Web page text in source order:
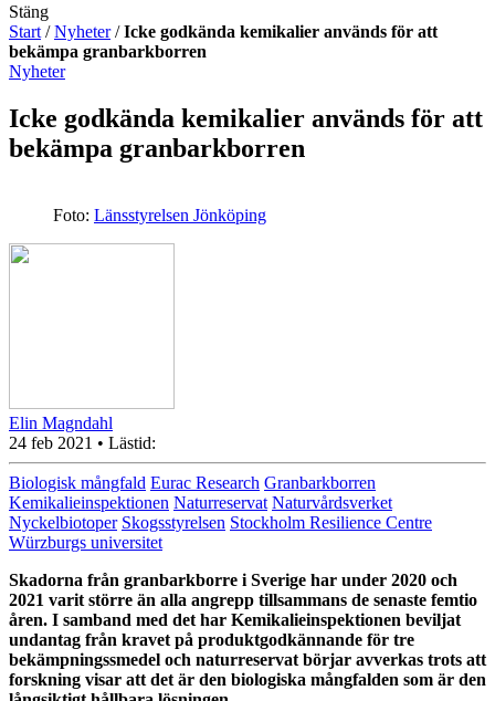
Stäng
Start /Nyheter/Icke godkända kemikalier används för att
bekämpa granbarkborren
Nyheter
Icke godkända kemikalier används för att
bekämpa granbarkborren
Foto: Länsstyrelsen Jönköping
Elin Magndahl
24 feb 2021 • Lästid:
Biologisk mångfald Eurac Research Granbarkborren
Kemikalieinspektionen Naturreservat Naturvårdsverket
Nyckelbiotoper Skogsstyrelsen Stockholm Resilience Centre
Würzburgs universitet
Skadorna från granbarkborre i Sverige har under 2020 och
2021 varit större än alla angrepp tillsammans de senaste femtio
åren. I samband med det har Kemikalieinspektionen beviljat
undantag från kravet på produktgodkännande för tre
bekämpningssmedel och naturreservat börjar avverkas trots att
forskning visar att det är den biologiska mångfalden som är den